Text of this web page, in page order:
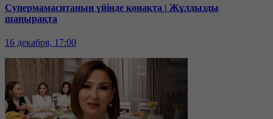
Супермамаситаның үйінде қонақта | Жұлдызды
шаңырақта
16 декабря, 17:00